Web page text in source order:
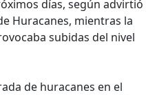
días, según advirtió
Huracanes, mientras la
subidas del nivel
de huracanes en el